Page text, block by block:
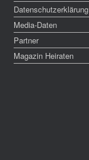
Datenschutzerklärung
Media-Daten
Partner
Magazin Heiraten